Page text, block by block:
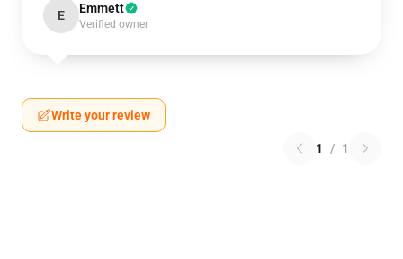
E Emmett
Verified owner
Write your review
1 / 1